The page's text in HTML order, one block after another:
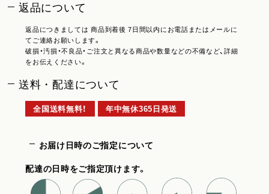
返品について
返品につきましては 商品到着後 7日間以内にお電話またはメールに
てご連絡お願いします。
破損・汚損・不良品・ご注文と異なる商品や数量などの不備など、詳細
をお伝えください。
送料・配達について
全国送料無料！ 年中無休365日発送
お届け日時のご指定について
配達の日時をご指定頂けます。